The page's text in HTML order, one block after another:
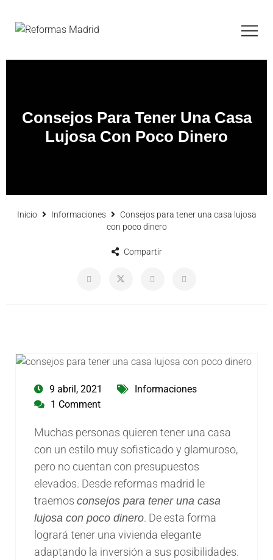
Consejos Para Tener Una Casa
Lujosa Con Poco Dinero
Inicio Informaciones
Consejos para tener una casa lujosa
con poco dinero
Compartir
9 abril, 2021
Informaciones
1 Comment
Muchas personas quieren tener una casa
con un estilo muy sofisticado y glamuroso,
pero no cuentan con presupuestos
elevados. Desde reformas madrid le
traemos consejos para tener una casa
lujosa con poco dinero. De esta forma
logrará tener una vivienda elegante
adaptando la inversión a sus posibilidades.